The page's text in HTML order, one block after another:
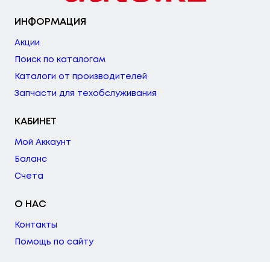
ИНФОРМАЦИЯ
Акции
Поиск по каталогам
Каталоги от производителей
Запчасти для техобслуживания
КАБИНЕТ
Мой Аккаунт
Баланс
Счета
О НАС
Контакты
Помощь по сайту